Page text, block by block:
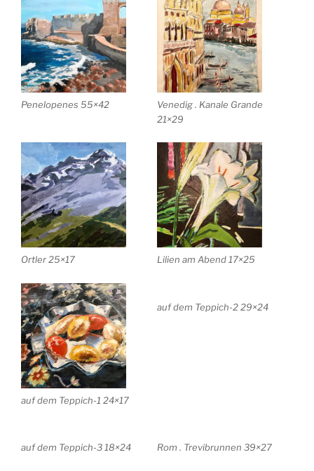
Penelopenes 55×42
Venedig . Kanale Grande
21×29
Ortler 25×17 Lilien am Abend 17×25
auf dem Teppich-1 24×17
auf dem Teppich-2 29×24
auf dem Teppich-3 18×24 Rom . Trevibrunnen 39×27